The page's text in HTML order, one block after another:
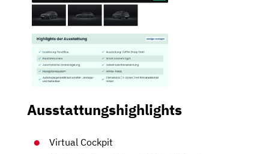
Ausstattungshighlights
Virtual Cockpit